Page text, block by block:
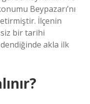
Beypazarı’nı
İlçenin
bir tarihi
dendiğinde akla ilk